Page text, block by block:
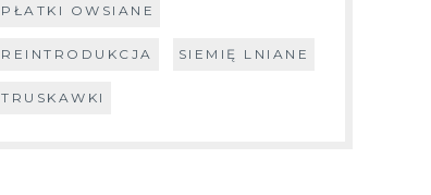
PŁATKI OWSIANE
REINTRODUKCJA SIEMIĘ LNIANE
TRUSKAWKI